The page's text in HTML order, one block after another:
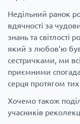
Недільний ранок
вдячності за
знань та світлості
який з любов‘ю
сестричками, ми
приємними
серця протягом тих
Хочемо також
учасників